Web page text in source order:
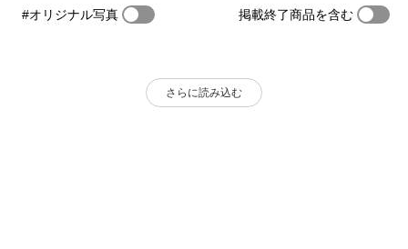
#オリジナル写真 掲載終了商品を含む
さらに読み込む